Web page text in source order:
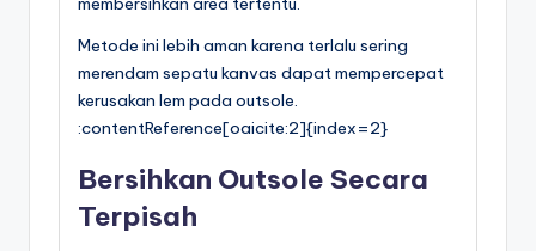
Metode ini lebih aman karena terlalu sering
merendam sepatu kanvas dapat mempercepat
kerusakan lem pada outsole.
:contentReference[oaicite:2]{index=2}
Bersihkan Outsole Secara
Terpisah